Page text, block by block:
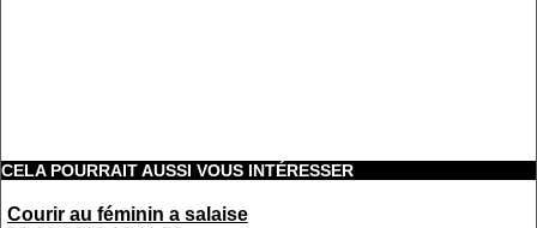
CELA POURRAIT AUSSI VOUS INTÉRESSER
Courir au féminin a salaise